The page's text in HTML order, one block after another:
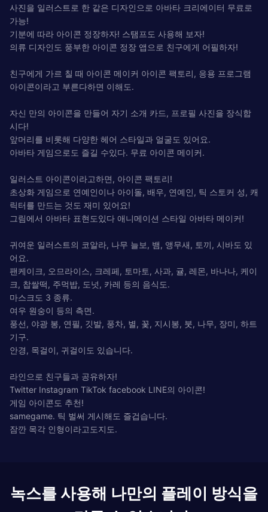
사진을 일러스트로 한 같은 디자인으로 아바타 크리에이터 무료로
가능!
기분에 따라 아이콘 정장하자! 스탬프도 사용해 보자!
의류 디자인도 풍부한 아이콘 정장 앱으로 친구에게 어필하자!
친구에게 가르 칠 때 아이콘 메이커 아이콘 팩토리, 응용 프로그램
아이콘이라고 부른다하면 이해도.
자신 만의 아이콘을 만들어 자기 소개 카드, 프로필 사진을 장식합
시다!
앞머리를 비롯해 다양한 헤어 스타일과 얼굴도 있어요.
아바타 게임으로도 즐길 수있다. 무료 아이콘 메이커.
일러스트 아이콘이라고하면, 아이콘 팩토리!
초상화 게임으로 연예인이나 아이돌, 배우, 연예인, 틱 스토커 성, 캐
릭터를 만드는 것도 재미 있어요!
그림에서 아바타 표현도있다 애니메이션 스타일 아바타 메이커!
귀여운 일러스트의 코알라, 나무 늘보, 뱀, 앵무새, 토끼, 시바도 있
어요.
팬케이크, 오므라이스, 크레페, 토마토, 사과, 귤, 레몬, 바나나, 케이
크, 찹쌀떡, 주먹밥, 도넛, 카레 등의 음식도.
마스크도 3 종류.
여우 원숭이 등의 측면.
풍선, 야광 봉, 연필, 깃발, 풍차, 별, 꽃, 지시봉, 붓, 나무, 장미, 하트
기구.
안경, 목걸이, 귀걸이도 있습니다.
라인으로 친구들과 공유하자!
Twitter Instagram TikTok facebook LINE의 아이콘!
게임 아이콘도 추천!
samegame. 틱 벌써 게시해도 즐겁습니다.
잠깐 목각 인형이라고도지도.
녹스를 사용해 나만의 플레이 방식을